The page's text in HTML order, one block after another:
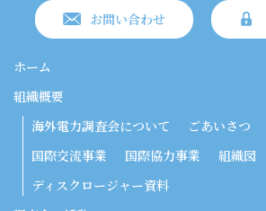
お問い合わせ
ホーム
組織概要
海外電力調査会について
ごあいさつ
国際交流事業
国際協力事業 組織図
ディスクロージャー資料